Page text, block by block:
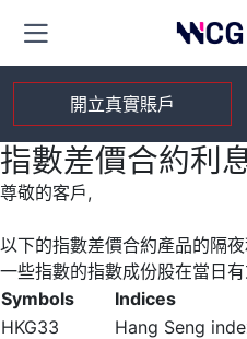
開立真實賬戶
指數差價合約利
尊敬的客戶,
以下的指數差價合約產品的隔
一些指數的指數成份股在當日
Symbols
Indices
HKG33
Hang Seng